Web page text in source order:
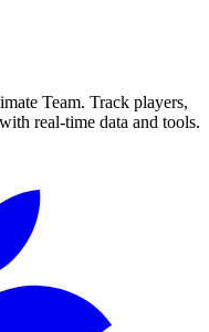
Team. Track players,
real-time data and tools.